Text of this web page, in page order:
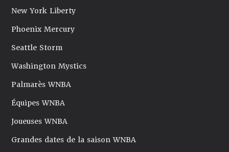
New York Liberty
Phoenix Mercury
Seattle Storm
Washington Mystics
Palmarès WNBA
Équipes WNBA
Joueuses WNBA
Grandes dates de la saison WNBA